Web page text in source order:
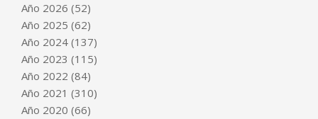
Año 2026 (52)
Año 2025 (62)
Año 2024 (137)
Año 2023 (115)
Año 2022 (84)
Año 2021 (310)
Año 2020 (66)